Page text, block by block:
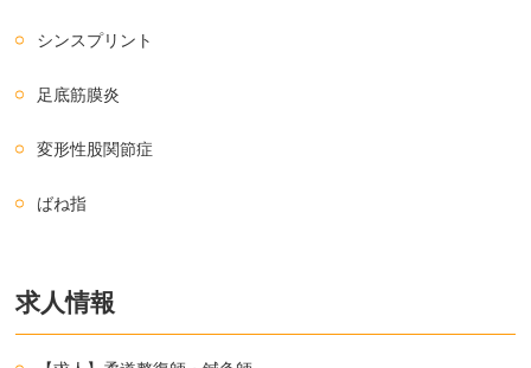
シンスプリント
足底筋膜炎
変形性股関節症
ばね指
求人情報